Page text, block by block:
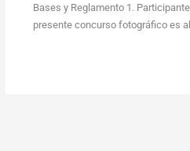
Bases y Reglamento 1.
presente concurso fotográfico es